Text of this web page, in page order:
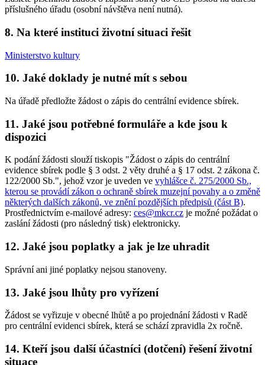
příslušného úřadu (osobní návštěva není nutná).
8. Na které instituci životní situaci řešit
Ministerstvo kultury
10. Jaké doklady je nutné mít s sebou
Na úřadě předložte žádost o zápis do centrální evidence sbírek.
11. Jaké jsou potřebné formuláře a kde jsou k
dispozici
K podání žádosti slouží tiskopis "Žádost o zápis do centrální
evidence sbírek podle § 3 odst. 2 věty druhé a § 17 odst. 2 zákona č.
122/2000 Sb.", jehož vzor je uveden ve vyhlášce č. 275/2000 Sb.,
kterou se provádí zákon o ochraně sbírek muzejní povahy a o změně
některých dalších zákonů, ve znění pozdějších předpisů (část B).
Prostřednictvím e-mailové adresy: ces@mkcr.cz je možné požádat o
zaslání žádosti (pro následný tisk) elektronicky.
12. Jaké jsou poplatky a jak je lze uhradit
Správní ani jiné poplatky nejsou stanoveny.
13. Jaké jsou lhůty pro vyřízení
Žádost se vyřizuje v obecné lhůtě a po projednání žádosti v Radě
pro centrální evidenci sbírek, která se schází zpravidla 2x ročně.
14. Kteří jsou další účastníci (dotčení) řešení životní
situace